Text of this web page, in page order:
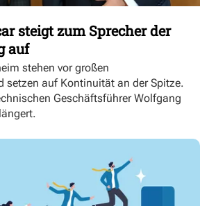
steigt zum Sprecher der
auf
stehen vor großen
setzen auf Kontinuität an der Spitze.
Geschäftsführer Wolfgang